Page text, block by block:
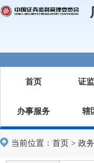
首页 证
办事服务 辖
当前位置： 首页 > 政